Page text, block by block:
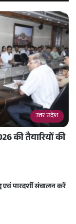
उत्तर प्रदेश
की तैयारियों की
एवं पारदर्शी संचालन करें